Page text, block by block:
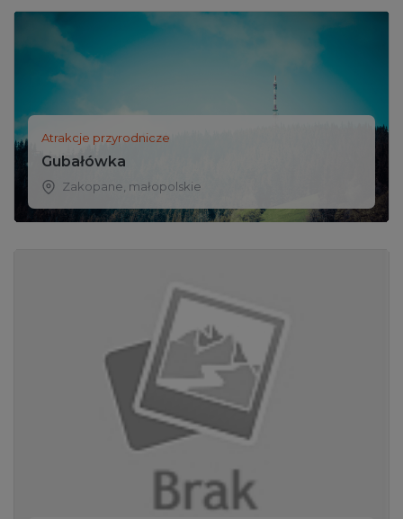
Atrakcje przyrodnicze
Gubałówka
Zakopane małopolskie